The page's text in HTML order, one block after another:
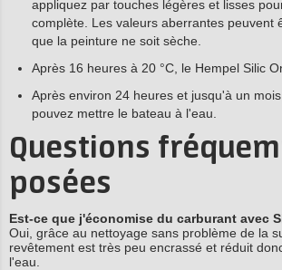
appliquez par touches légères et lisses
complète. Les valeurs aberrantes peuvent
que la peinture ne soit sèche.
Après 16 heures à 20 °C, le Hempel Silic
Après environ 24 heures et jusqu'à un
pouvez mettre le bateau à l'eau.
Questions
posées
Est-ce que j'économise du carburant avec
Oui, grâce au nettoyage sans problème de la
revêtement est très peu encrassé et réduit
l'eau.